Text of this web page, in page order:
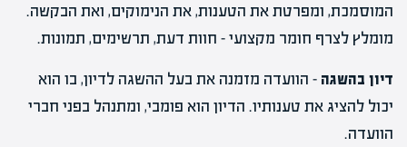
המוסמכת, ומפרטת את הטענות, את הנימוקים, ואת הבקשה.
מומלץ לצרף חומר מקצועי – חוות דעת, תרשימים, תמונות.
דיון בהשגה – הוועדה מזמנה את בעל ההשגה לדיון, בו הוא
יכול להציג את טענותיו. הדיון הוא פומבי, ומתנהל בפני חברי
הוועדה.